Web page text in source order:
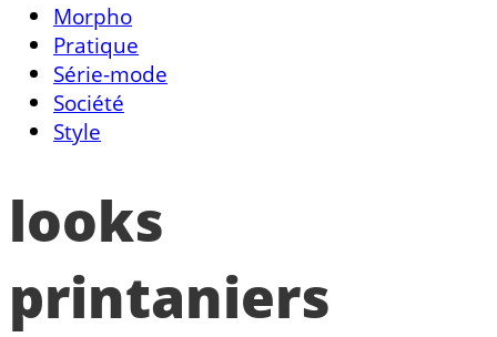
Morpho
Pratique
Série-mode
Société
Style
looks
printaniers